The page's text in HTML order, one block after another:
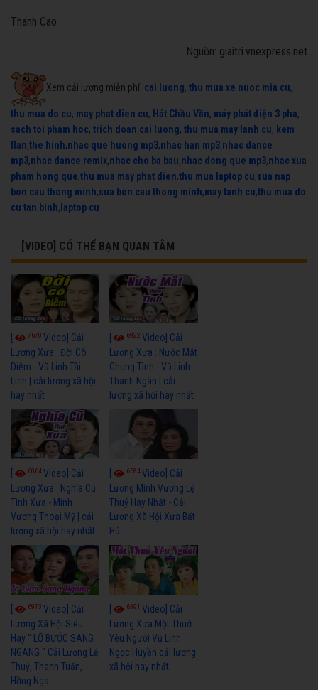
Thanh Cao
Nguồn: giaitri.vnexpress.net
Xem cải lương miễn phí: cai luong, thu mua xe nuoc mia cu,
thu mua do cu, may phat dien cu, Hát Chầu Văn, máy phát điện 3 pha,
sach toi pham hoc, trich doan cai luong, thu mua may lanh cu, kem
flan,the hinh,nhac que huong mp3,nhac han mp3,nhac dance
mp3,nhac dance remix,nhac cho ba bau,nhac dong que mp3,nhac xua
pham hong que,thu mua may phat dien,thu mua laptop cu,sua nap
bon cau thong minh,sua bon cau thong minh,may lanh cu,thu mua do
cu tan binh, laptop cu
[VIDEO] CÓ THỂ BẠN QUAN TÂM
7670 Video] Cải
Lương Xưa : Đời Cô
Diễm - Vũ Linh Tài
Linh | cải lương xã hội
hay nhất
6922Video] Cải
Lương Xưa : Nước Mắt
Chung Tình - Vũ Linh
Thanh Ngân | cải
lương xã hội hay nhất
6064Video] Cải
Lương Xưa : Nghĩa Cũ
Tình Xưa - Minh
Vương Thoại Mỹ | cải
lương xã hội hay nhất
6684Video] Cải
Lương Minh Vương Lệ
Thuỷ Hay Nhất - Cải
Lương Xã Hội Xưa Bất
Hủ
6973 Video] Cải
Lương Xã Hội Siêu
Hay " LỠ BƯỚC SANG
NGANG " Cải Lương Lệ
Thuỷ, Thanh Tuấn,
Hồng Nga
6391Video] Cải
Lương Xưa Một Thuở
Yêu Người Vũ Linh
Ngọc Huyền cải lương
xã hội hay nhất